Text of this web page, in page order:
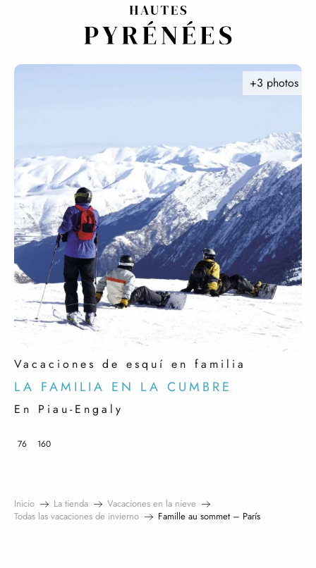
Vacaciones de esquí en familia
LA FAMILIA EN LA CUMBRE
En Piau-Engaly
+3 photos
76 160
Inicio La tienda
Vacaciones en la nieve
Todas las vacaciones de invierno
Famille au sommet – París